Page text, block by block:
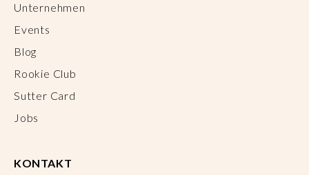
Unternehmen
Events
Blog
Rookie Club
Sutter Card
Jobs
KONTAKT